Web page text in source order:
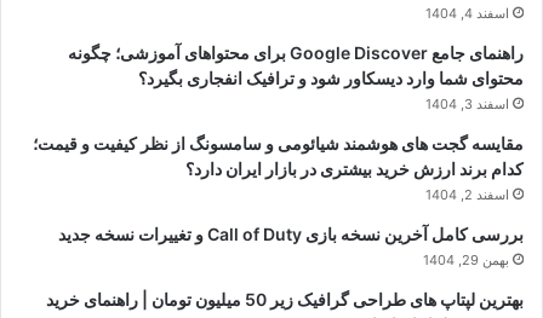
اسفند 4, 1404
راهنمای جامع Google Discover برای محتواهای آموزشی؛ چگونه
محتوای شما وارد دیسکاور شود و ترافیک انفجاری بگیرد؟
اسفند 3, 1404
مقایسه گجت های هوشمند شیائومی و سامسونگ از نظر کیفیت و قیمت؛
کدام برند ارزش خرید بیشتری در بازار ایران دارد؟
اسفند 2, 1404
بررسی کامل آخرین نسخه بازی Call of Duty و تغییرات نسخه جدید
بهمن 29, 1404
بهترین لپتاپ های طراحی گرافیک زیر 50 میلیون تومان | راهنمای خرید